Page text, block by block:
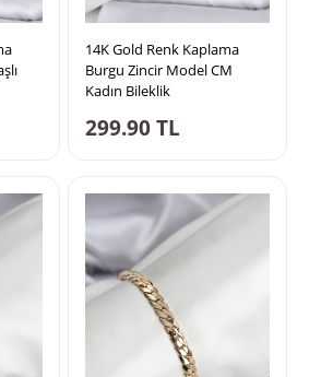
14K Gold Renk Kaplama
Burgu Zincir Model CM
Kadın Bileklik
299.90TL